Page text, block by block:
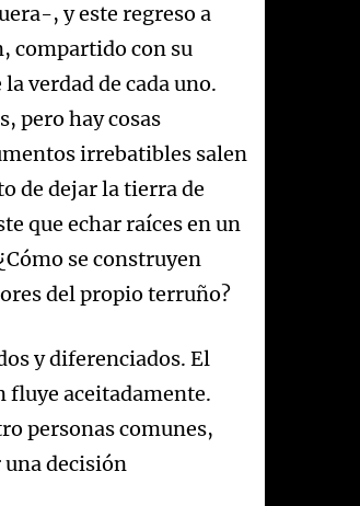
, y este regreso a
compartido con su
verdad de cada uno.
pero hay cosas
irrebatibles salen
de dejar la tierra de
que echar raíces en un
se construyen
del propio terruño?
y diferenciados. El
fluye aceitadamente.
personas comunes,
una decisión